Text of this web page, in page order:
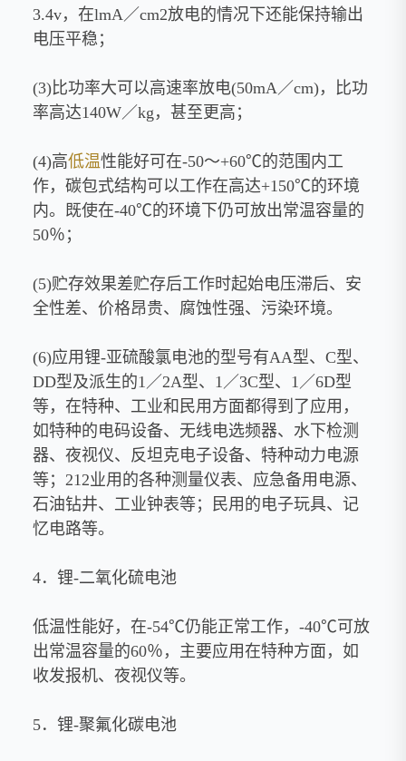
3.4v，在lmA／cm2放电的情况下还能保持输出
电压平稳；
(3)比功率大可以高速率放电(50mA／cm)，比功
率高达140W／kg，甚至更高；
(4)高低温性能好可在-50～+60℃的范围内工
作，碳包式结构可以工作在高达+150℃的环境
内。既使在-40℃的环境下仍可放出常温容量的
50％；
(5)贮存效果差贮存后工作时起始电压滞后、安
全性差、价格昂贵、腐蚀性强、污染环境。
(6)应用锂-亚硫酸氯电池的型号有AA型、C型、
DD型及派生的1／2A型、1／3C型、1／6D型
等，在特种、工业和民用方面都得到了应用，
如特种的电码设备、无线电选频器、水下检测
器、夜视仪、反坦克电子设备、特种动力电源
等；212业用的各种测量仪表、应急备用电源、
石油钻井、工业钟表等；民用的电子玩具、记
忆电路等。
4．锂-二氧化硫电池
低温性能好，在-54℃仍能正常工作，-40℃可放
出常温容量的60％，主要应用在特种方面，如
收发报机、夜视仪等。
5．锂-聚氟化碳电池